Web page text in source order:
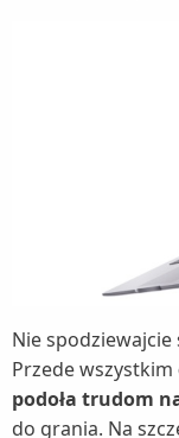
Nie
Przede wszystkim
podoła trudom
do grania. Na